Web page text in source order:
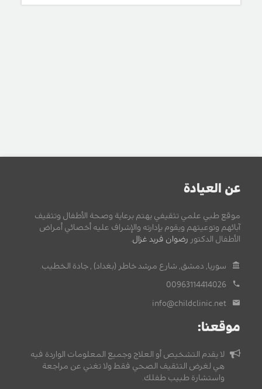
عن العيادة
موقع طبي علمي تثقيفي يهتم برعاية وصحة الأطفال وتثقيف
آبائهم وتوعيتهم ويقوم بإدارته والإشراف عليه أخصائي أمراض
الأطفال الدكتور رضوان فريد غزال
سوريا, دمشق, شارع مرشد خاطر (بغداد) , جادة الخطيب.
00963114414026
info@childclinic.net
موقعنا:
لا يقدم التشخيص أو العلاج وجميع المعلومات الواردة فيه
هي لغرض التثقيف الصحي فقط ولا تغني عن مراجعة
واستشارة طبيب طفلك.